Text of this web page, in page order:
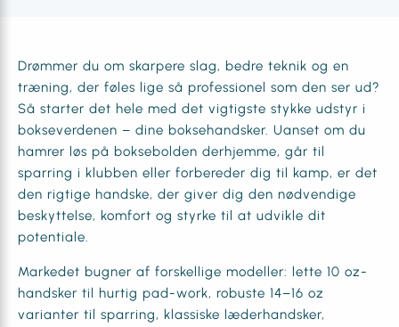
Drømmer du om skarpere slag, bedre teknik og en
træning, der føles lige så professionel som den ser ud?
Så starter det hele med det vigtigste stykke udstyr i
bokseverdenen – dine boksehandsker. Uanset om du
hamrer løs på boksebolden derhjemme, går til
sparring i klubben eller forbereder dig til kamp, er det
den rigtige handske, der giver dig den nødvendige
beskyttelse, komfort og styrke til at udvikle dit
potentiale.
Markedet bugner af forskellige modeller: lette 10 oz-
handsker til hurtig pad-work, robuste 14–16 oz
varianter til sparring, klassiske læderhandsker,